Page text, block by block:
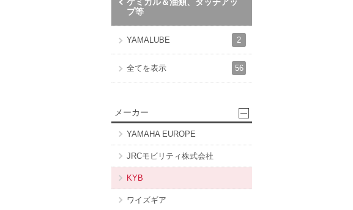
プ等
YAMALUBE 2
全てを表示 56
メーカー
YAMAHA EUROPE
JRCモビリティ株式会社
KYB
ワイズギア